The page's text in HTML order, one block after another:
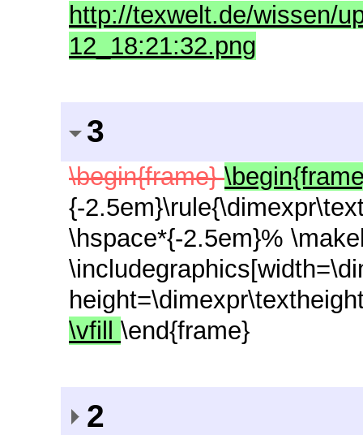
http://texwelt.de/wissen/
12_18:21:32.png
3
\begin{frame}
{-
\hspace*{-2.5em}%
\vfill \end{frame}
2